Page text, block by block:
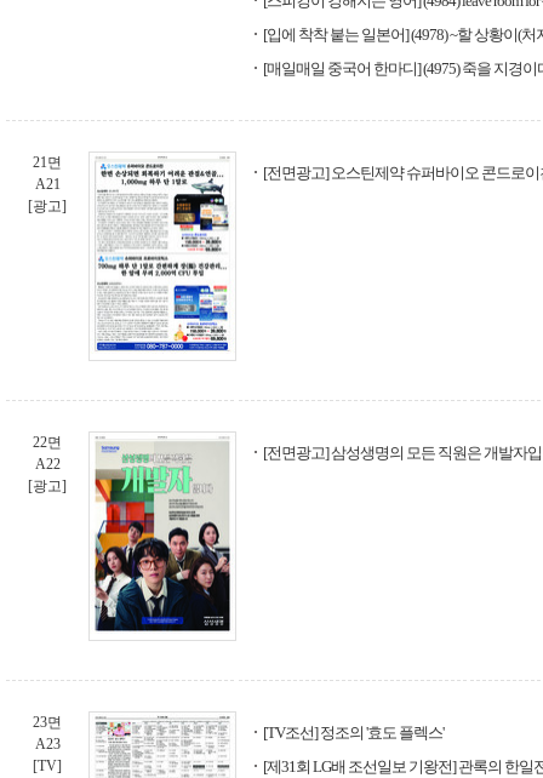
[입에 착착 붙는 일본어] (4978) ~할 상황이(처
[매일매일 중국어 한마디] (4975) 죽을 지경이
21면
A21
[광고]
[전면광고] 오스틴제약 슈퍼바이오 콘드로이
22면
A22
[광고]
[전면광고] 삼성생명의 모든 직원은 개발자
23면
A23
[TV]
[TV조선] 정조의 '효도 플렉스'
[제31회 LG배 조선일보 기왕전] 관록의 한일